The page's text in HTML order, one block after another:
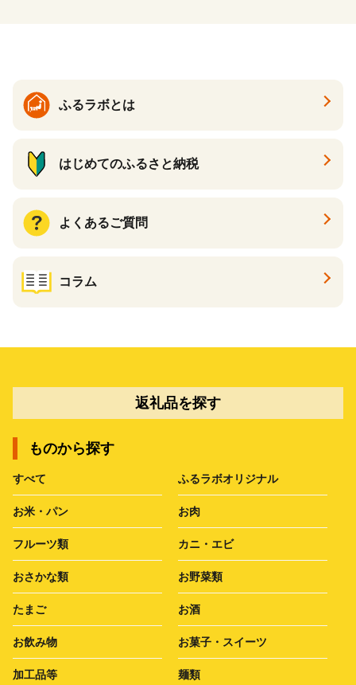
ふるラボとは
はじめてのふるさと納税
よくあるご質問
コラム
返礼品を探す
ものから探す
すべて ふるラボオリジナル
お米・パン お肉
フルーツ類 カニ・エビ
おさかな類 お野菜類
たまご お酒
お飲み物 お菓子・スイーツ
加工品等 麺類